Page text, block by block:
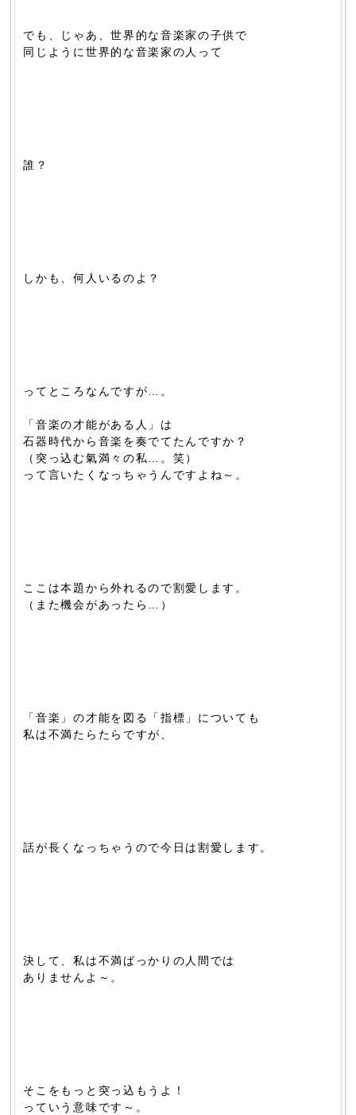
でも、じゃあ、世界的な音楽家の子供で
同じように世界的な音楽家の人って
誰？
しかも、何人いるのよ？
ってところなんですが…。
「音楽の才能がある人」は
石器時代から音楽を奏でてたんですか？
（突っ込む氣満々の私…。笑）
って言いたくなっちゃうんですよね～。
ここは本題から外れるので割愛します。
（また機会があったら…）
「音楽」の才能を図る「指標」についても
私は不満たらたらですが、
話が長くなっちゃうので今日は割愛します。
決して、私は不満ばっかりの人間では
ありませんよ～。
そこをもっと突っ込もうよ！
っていう意味です～。